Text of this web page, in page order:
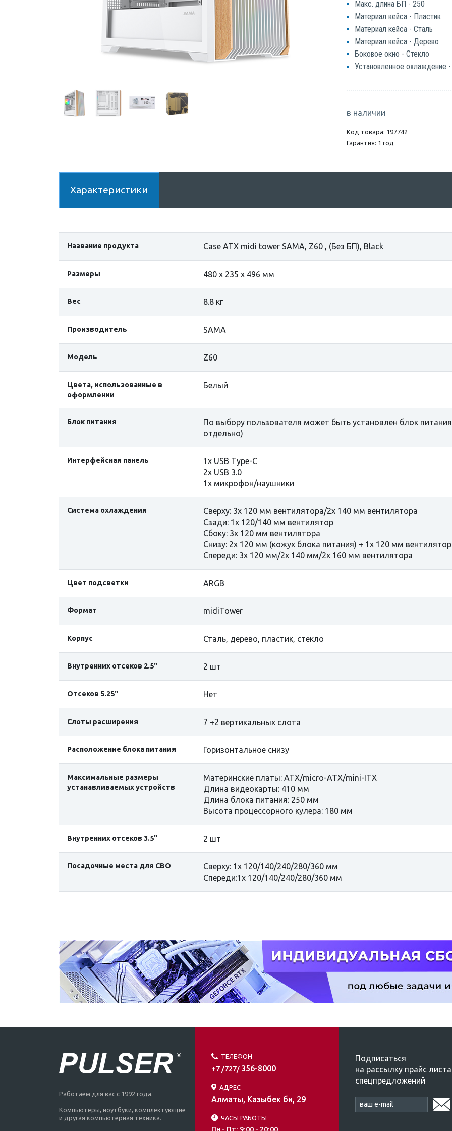
Макс. длина БП - 250
Материал кейса - Пластик
Материал кейса - Сталь
Материал кейса - Дерево
Боковое окно - Стекло
Установленное охлаждение
в наличии
Код товара: 197742
Гарантия: 1 год
Характеристики
Название продукта Case ATX midi tower SAMA, Z60 , (Без БП), Black
Размеры 480 x 235 x 496 мм
Вес 8.8 кг
Производитель SAMA
Модель Z60
Цвета, использованные в
оформлении
Белый
Блок питания
По выбору пользователя может быть установлен блок
отдельно)
Интерфейсная панель
1х USB Type-C
2х USB 3.0
1x микрофон/наушники
Система охлаждения
Сверху: 3х 120 мм вентилятора/2x 140 мм вентилятора
Сзади: 1x 120/140 мм вентилятор
Сбоку: 3х 120 мм вентилятора
Снизу: 2x 120 мм (кожух блока питания) + 1x 120 мм
Спереди: 3x 120 мм/2x 140 мм/2x 160 мм вентилятора
Цвет подсветки ARGB
Формат midiTower
Корпус Сталь, дерево, пластик, стекло
Внутренних отсеков 2.5" 2 шт
Отсеков 5.25" Нет
Слоты расширения 7 +2 вертикальных слота
Расположение блока питания Горизонтальное снизу
Максимальные размеры
устанавливаемых устройств
Материнские платы: ATX/micro-ATX/mini-ITX
Длина видеокарты: 410 мм
Длина блока питания: 250 мм
Высота процессорного кулера: 180 мм
Внутренних отсеков 3.5" 2 шт
Посадочные места для СВО
Сверху: 1x 120/140/240/280/360 мм
Спереди:1x 120/140/240/280/360 мм
Работаем для вас с 1992 года.
Компьютеры, ноутбуки, комплектующие
и другая компьютерная техника.
ТЕЛЕФОН
+7 /727/ 356-8000
АДРЕС
Алматы, Казыбек би, 29
ЧАСЫ РАБОТЫ
Подписаться
на рассылку прайс
спецпредложений